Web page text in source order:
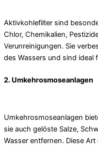
Aktivkohlefilter sind
Chlor, Chemikalien,
Verunreinigungen. Sie
des Wassers und sind ideal
2. Umkehrosmoseanlagen
Umkehrosmoseanlagen
sie auch gelöste Salze,
Wasser entfernen. Diese